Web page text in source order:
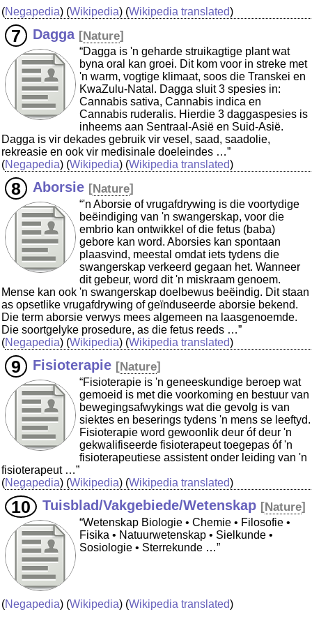
(Negapedia) (Wikipedia) (Wikipedia translated)
Dagga [Nature]
“Dagga is 'n geharde struikagtige plant wat
byna oral kan groei. Dit kom voor in streke met
'n warm, vogtige klimaat, soos die Transkei en
KwaZulu-Natal. Dagga sluit 3 spesies in:
Cannabis sativa, Cannabis indica en
Cannabis ruderalis. Hierdie 3 daggaspesies is
inheems aan Sentraal-Asië en Suid-Asië.
Dagga is vir dekades gebruik vir vesel, saad, saadolie,
rekreasie en ook vir medisinale doeleindes …”
(Negapedia) (Wikipedia) (Wikipedia translated)
Aborsie [Nature]
“'n Aborsie of vrugafdrywing is die voortydige
beëindiging van 'n swangerskap, voor die
embrio kan ontwikkel of die fetus (baba)
gebore kan word. Aborsies kan spontaan
plaasvind, meestal omdat iets tydens die
swangerskap verkeerd gegaan het. Wanneer
dit gebeur, word dit 'n miskraam genoem.
Mense kan ook 'n swangerskap doelbewus beëindig. Dit staan
as opsetlike vrugafdrywing of geïnduseerde aborsie bekend.
Die term aborsie verwys mees algemeen na laasgenoemde.
Die soortgelyke prosedure, as die fetus reeds …”
(Negapedia) (Wikipedia) (Wikipedia translated)
Fisioterapie [Nature]
“Fisioterapie is 'n geneeskundige beroep wat
gemoeid is met die voorkoming en bestuur van
bewegingsafwykings wat die gevolg is van
siektes en beserings tydens 'n mens se leeftyd.
Fisioterapie word gewoonlik deur óf deur 'n
gekwalifiseerde fisioterapeut toegepas óf 'n
fisioterapeutiese assistent onder leiding van 'n
fisioterapeut …”
(Negapedia) (Wikipedia) (Wikipedia translated)
Tuisblad/Vakgebiede/Wetenskap [Nature]
“Wetenskap Biologie • Chemie • Filosofie •
Fisika • Natuurwetenskap • Sielkunde •
Sosiologie • Sterrekunde …”
(Negapedia) (Wikipedia) (Wikipedia translated)